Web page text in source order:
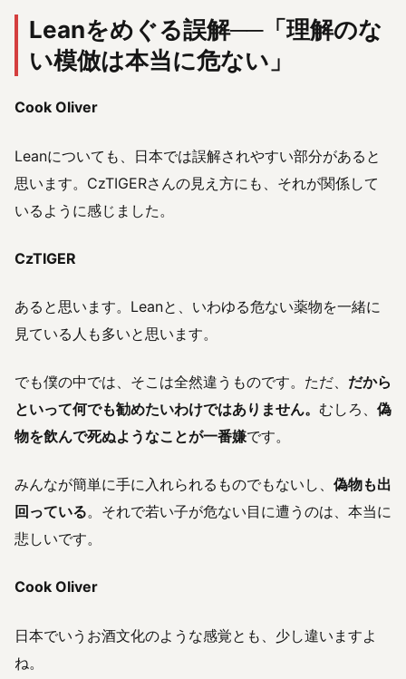
Leanをめぐる誤解──「理解のな
い模倣は本当に危ない」
Cook Oliver
Leanについても、日本では誤解されやすい部分があると
思います。CzTIGERさんの見え方にも、それが関係して
いるように感じました。
CzTIGER
あると思います。Leanと、いわゆる危ない薬物を一緒に
見ている人も多いと思います。
でも僕の中では、そこは全然違うものです。ただ、 だから
といって何でも勧めたいわけではありません。 むしろ、 偽
物を飲んで死ぬようなことが一番嫌です。
みんなが簡単に手に入れられるものでもないし、 偽物も出
回っている。それで若い子が危ない目に遭うのは、本当に
悲しいです。
Cook Oliver
日本でいうお酒文化のような感覚とも、少し違いますよ
ね。